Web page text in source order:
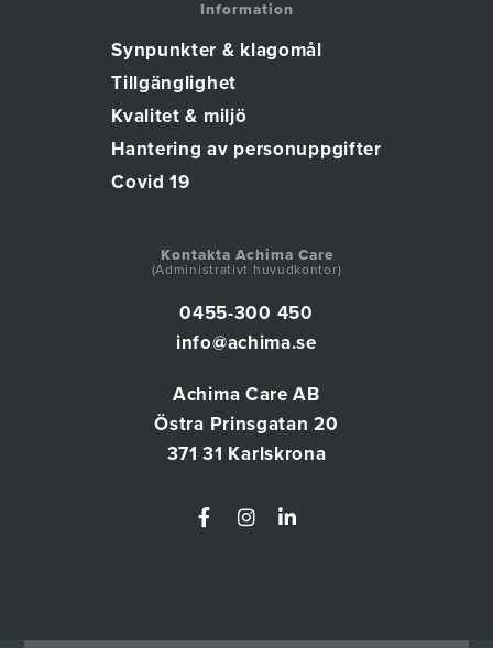
Information
Synpunkter & klagomål
Tillgänglighet
Kvalitet & miljö
Hantering av personuppgifter
Covid 19
Kontakta Achima Care
(Administrativt huvudkontor)
0455-300 450
info@achima.se
Achima Care AB
Östra Prinsgatan 20
371 31 Karlskrona